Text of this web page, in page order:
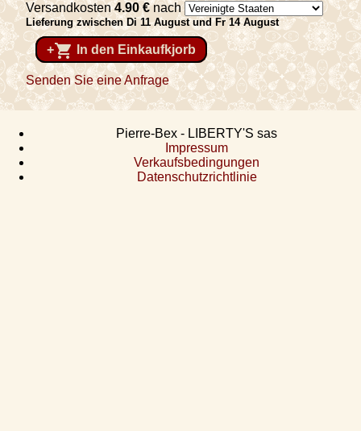
Versandkosten4.90€nach
Lieferung zwischen Di 11 August und Fr 14 August
+shopping_cart In den Einkaufkjorb
Senden Sie eine Anfrage
Pierre-Bex - LIBERTY'S sas
Impressum
Verkaufsbedingungen
Datenschutzrichtlinie